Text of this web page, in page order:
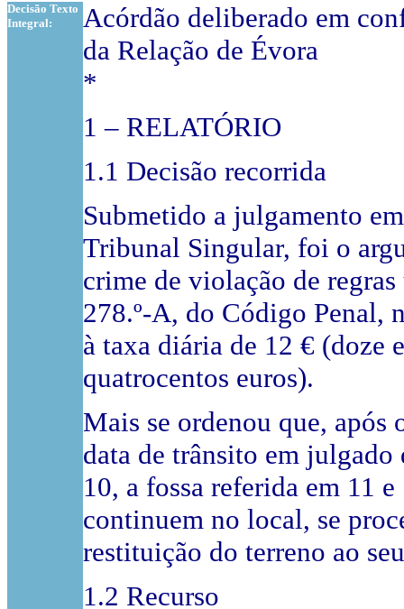
Decisão Texto
Integral:
Acórdão deliberado em
da Relação de Évora
*
1 – RELATÓRIO
1.1 Decisão recorrida
Submetido a julgamento
Tribunal Singular, foi o
crime de violação de
278.º-A, do Código Penal,
à taxa diária de 12 € (doze
quatrocentos euros).
Mais se ordenou que, após
data de trânsito em julgado
10, a fossa referida em 11
continuem no local, se
restituição do terreno ao
1.2 Recurso